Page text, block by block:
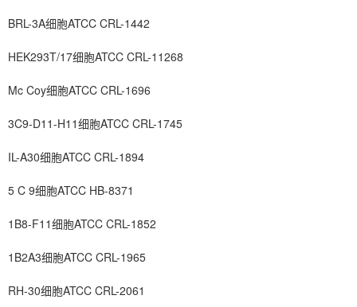
BRL-3A细胞ATCC CRL-1442
HEK293T/17细胞ATCC CRL-11268
Mc Coy细胞ATCC CRL-1696
3C9-D11-H11细胞ATCC CRL-1745
IL-A30细胞ATCC CRL-1894
5 C 9细胞ATCC HB-8371
1B8-F11细胞ATCC CRL-1852
1B2A3细胞ATCC CRL-1965
RH-30细胞ATCC CRL-2061